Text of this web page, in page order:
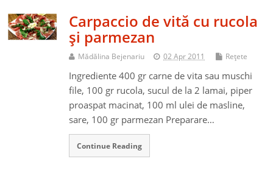
Carpaccio de vită cu rucola
şi parmezan
Mădălina Bejenariu 02 Apr 2011 Reţete
Ingrediente 400 gr carne de vita sau muschi
file, 100 gr rucola, sucul de la 2 lamai, piper
proaspat macinat, 100 ml ulei de masline,
sare, 100 gr parmezan Preparare…
Continue Reading